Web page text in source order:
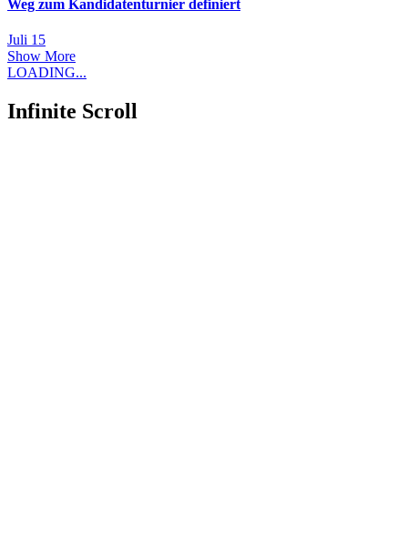
Weg zum Kandidatenturnier definiert
Juli 15
Show More
LOADING...
Infinite Scroll